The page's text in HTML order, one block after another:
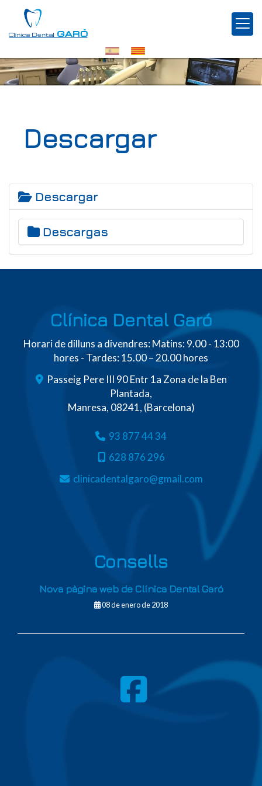
Descargar
Descargar
Descargas
Clínica Dental Garó
Horari de dilluns a divendres: Matins: 9.00 - 13:00
hores - Tardes: 15.00 – 20.00 hores
Passeig Pere III 90 Entr 1a Zona de la Ben
Plantada,
Manresa, 08241, (Barcelona)
93 877 44 34
628 876 296
clinicadentalgaro
gmail.com
Consells
Nova pàgina web de Clínica Dental Garó
08 de enero de 2018